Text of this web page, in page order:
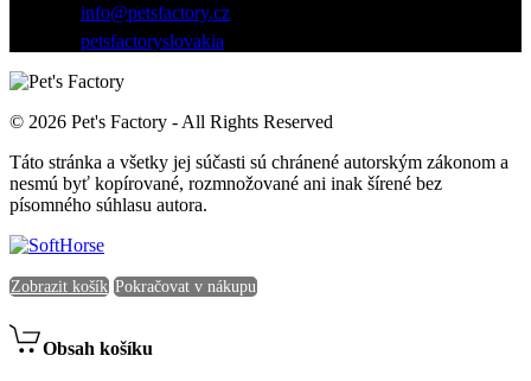
info@petsfactory.cz
petsfactoryslovakia
© 2026 Pet's Factory - All Rights Reserved
Táto stránka a všetky jej súčasti sú chránené autorským zákonom a
nesmú byť kopírované, rozmnožované ani inak šírené bez
písomného súhlasu autora.
Zobrazit košík Pokračovat v nákupu
Obsah košíku